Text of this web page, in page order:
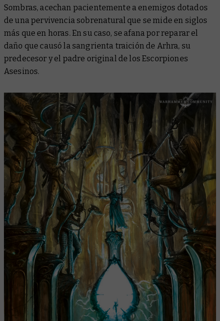
Sombras, acechan pacientemente a enemigos dotados
de una pervivencia sobrenatural que se mide en siglos
más que en horas. En su caso, se afana por reparar el
daño que causó la sangrienta traición de Arhra, su
predecesor y el padre original de los Escorpiones
Asesinos.